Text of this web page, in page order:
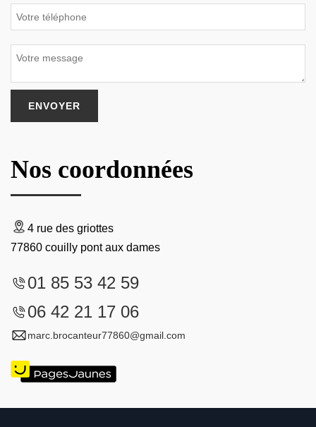
Nos coordonnées
4 rue des griottes
77860 couilly pont aux dames
01 85 53 42 59
06 42 21 17 06
marc.brocanteur77860@gmail.com